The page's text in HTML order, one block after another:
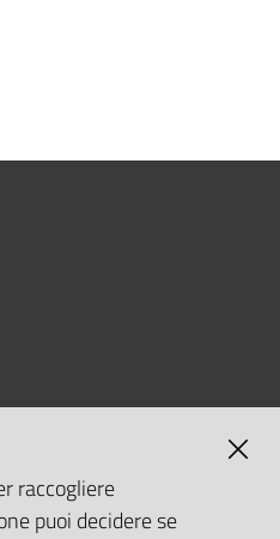
raccogliere
puoi decidere se